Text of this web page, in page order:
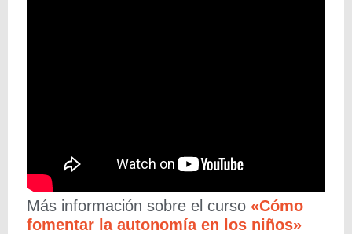
Más información sobre el curso «Cómo
fomentar la autonomía en los niños»